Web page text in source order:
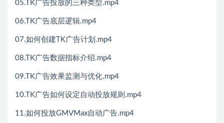
05.TK广告投放的三种类型.mp4
06.TK广告底层逻辑.mp4
07.如何创建TK广告计划.mp4
08.TK广告数据指标介绍.mp4
09.TK广告效果监测与优化.mp4
10.TK广告如何设定自动投放规则.mp4
11.如何投放GMVMax自动广告.mp4